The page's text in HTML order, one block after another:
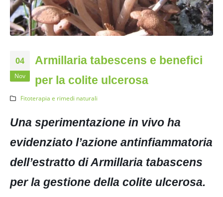
04
Nov
Armillaria tabescens e benefici
per la colite ulcerosa
Fitoterapia e rimedi naturali
Una sperimentazione in vivo ha
evidenziato l’azione antinfiammatoria
dell’estratto di Armillaria tabascens
per la gestione della colite ulcerosa.